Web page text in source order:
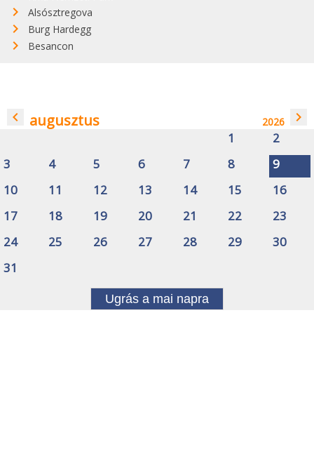
Alsósztregova
Burg Hardegg
Besancon
navigate_before augusztus 2026 navigate_next
1
2
3
4 5 6 7 8
9
10
11 12 13 14 15
16
17
18 19 20 21 22
23
24
25 26 27 28 29
30
31
Ugrás a mai napra